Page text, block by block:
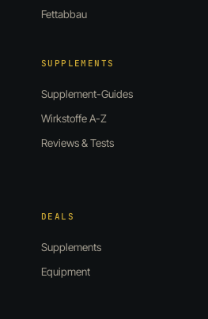
Fettabbau
SUPPLEMENTS
Supplement-Guides
Wirkstoffe A-Z
Reviews & Tests
DEALS
Supplements
Equipment